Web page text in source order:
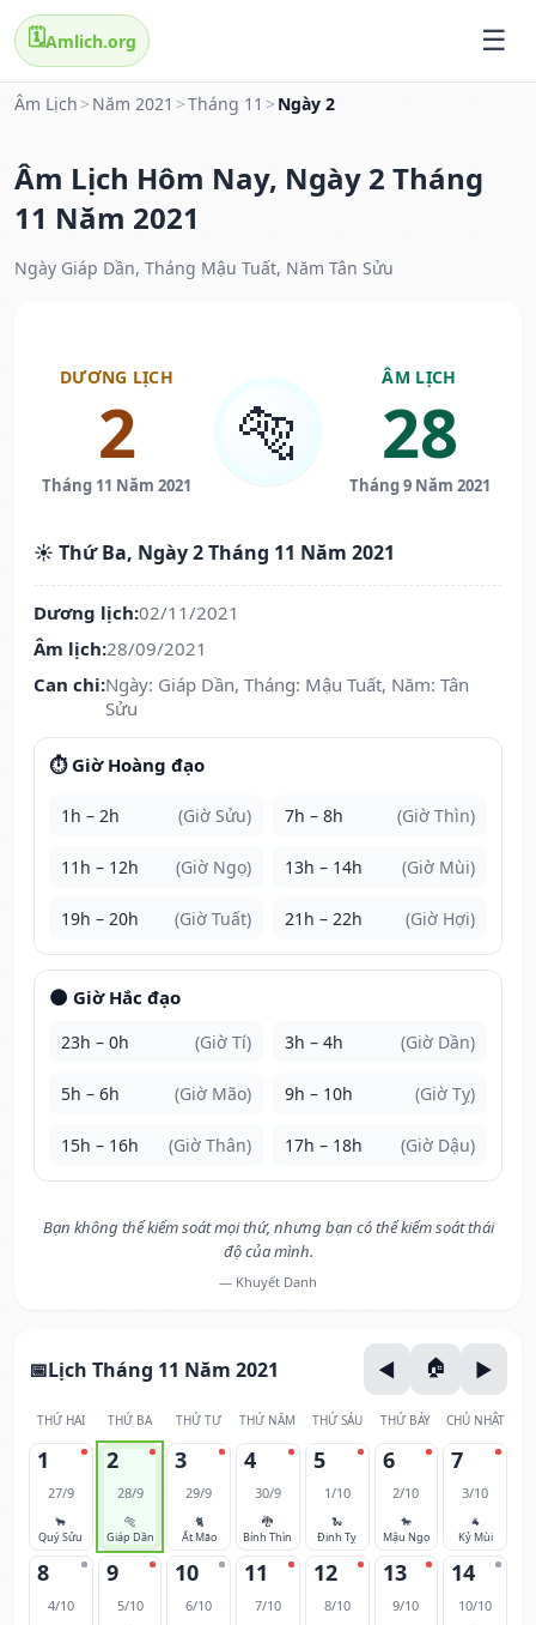
🗓️Amlich.org
Âm Lịch > Năm 2021 >Tháng 11 > Ngày 2
Âm Lịch Hôm Nay, Ngày 2 Tháng
11 Năm 2021
Ngày Giáp Dần, Tháng Mậu Tuất, Năm Tân Sửu
DƯƠNG LỊCH
2
Tháng 11 Năm 2021
🐅
ÂM LỊCH
28
Tháng 9 Năm 2021
☀️ Thứ Ba, Ngày 2 Tháng 11 Năm 2021
Dương lịch:02/11/2021
Âm lịch:28/09/2021
Can chi:Ngày: Giáp Dần, Tháng: Mậu Tuất, Năm: Tân
Sửu
⏱️ Giờ Hoàng đạo
1h – 2h (Giờ Sửu) 7h – 8h (Giờ Thìn)
11h – 12h (Giờ Ngọ) 13h – 14h (Giờ Mùi)
19h – 20h (Giờ Tuất) 21h – 22h (Giờ Hợi)
🌑 Giờ Hắc đạo
23h – 0h (Giờ Tí) 3h – 4h (Giờ Dần)
5h – 6h (Giờ Mão) 9h – 10h (Giờ Tỵ)
15h – 16h (Giờ Thân) 17h – 18h (Giờ Dậu)
Bạn không thể kiểm soát mọi thứ, nhưng bạn có thể kiểm soát thái
độ của mình.
— Khuyết Danh
Lịch Tháng 11 Năm 2021
THỨ HAI THỨ BA THỨ TƯ THỨ NĂM THỨ SÁU THỨ BẢY CHỦ NHẬT
1
27/9
🐂
Quý Sửu
2
28/9
🐅
Giáp Dần
3
29/9
🐈
Ất Mão
4
30/9
🐉
Bính Thìn
5
1/10
🐍
Đinh Tỵ
6
2/10
🐎
Mậu Ngọ
7
3/10
🐐
Kỷ Mùi
8
4/10
9
5/10
10
6/10
11
7/10
12
8/10
13
9/10
14
10/10